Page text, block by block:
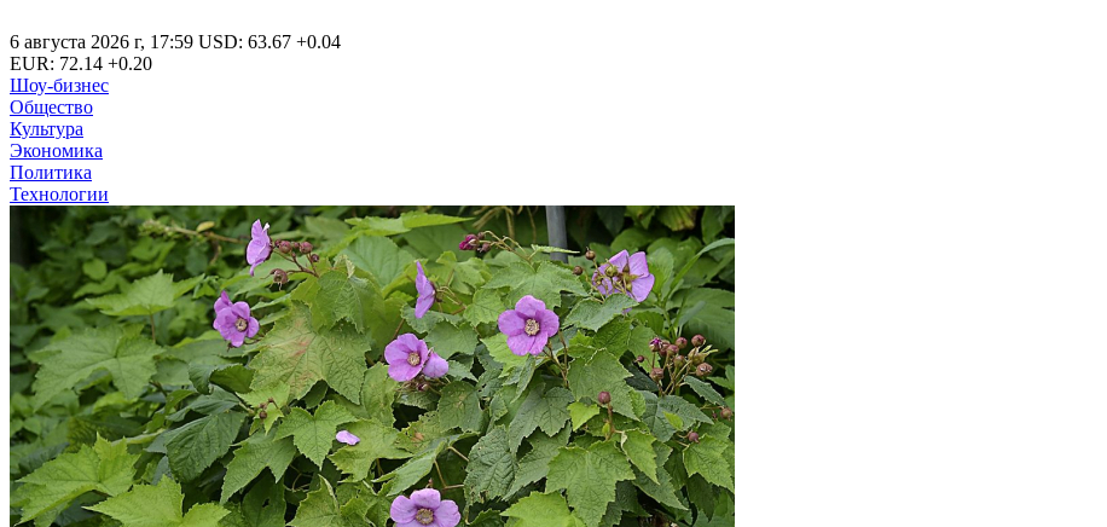
6 августа 2026 г, 17:59 USD: 63.67 +0.04
EUR: 72.14 +0.20
Шоу-бизнес
Общество
Культура
Экономика
Политика
Технологии